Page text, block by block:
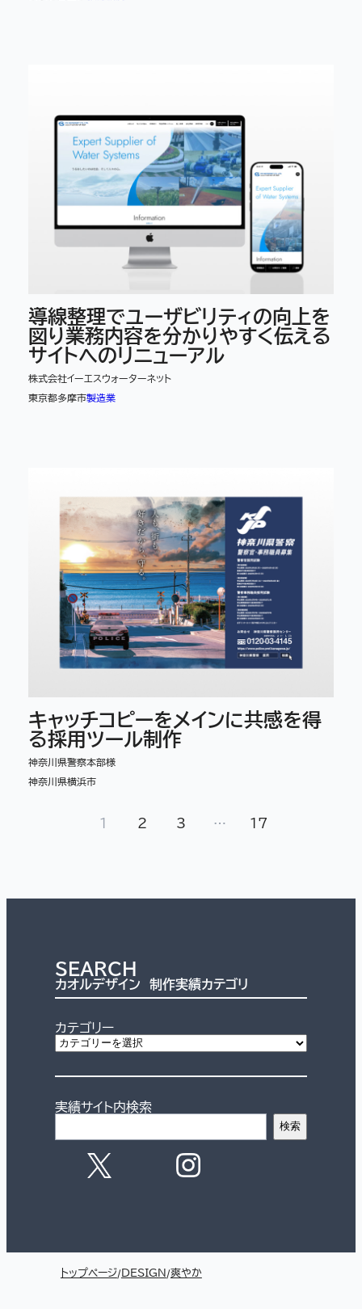
導線整理でユーザビリティの向上を
図り業務内容を分かりやすく伝える
サイトへのリニューアル
株式会社イーエスウォーターネット
東京都多摩市製造業
キャッチコピーをメインに共感を得
る採用ツール制作
神奈川県警察本部様
神奈川県横浜市
1 2 3 … 17
SEARCH
カオルデザイン 制作実績カテゴリ
カテゴリー
実績サイト内検索
検索
トップページ DESIGN 爽やか